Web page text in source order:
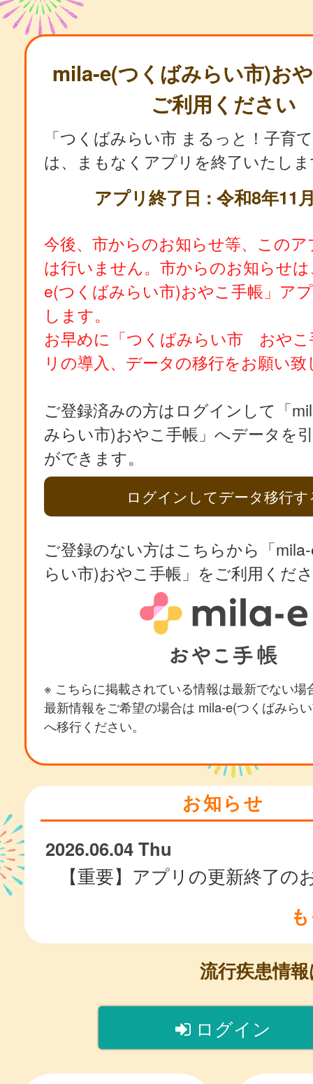
mila-e(つくばみらい市)お
ご利用ください
「つくばみらい市 まるっと！子育
は、まもなくアプリを終了いたし
アプリ終了日 : 令和8年11
今後、市からのお知らせ等、この
は行いません。市からのお知らせ
e(つくばみらい市)おやこ手帳」ア
します。
お早めに「つくばみらい市 おやこ
リの導入、データの移行をお願い
ご登録済みの方はログインして「
みらい市)おやこ手帳」へデータを
ができます。
ログインしてデータ移行す
ご登録のない方はこちらから「
らい市)おやこ手帳」をご利用くだ
※ こちらに掲載されている情報は最新でない場
最新情報をご希望の場合は mila-e(つくばみら
へ移行ください。
お知らせ
2026.06.04 Thu
【重要】アプリの更新終了の
流行疾患情
ログイン